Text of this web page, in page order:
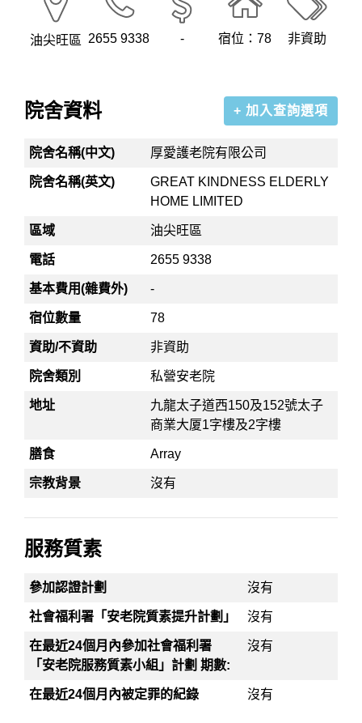
油尖旺區 2655 9338 - 宿位：78 非資助
院舍資料 + 加入查詢選項
院舍名稱(中文) 厚愛護老院有限公司
院舍名稱(英文)
GREAT KINDNESS ELDERLY
HOME LIMITED
區域 油尖旺區
電話 2655 9338
基本費用(雜費外) -
宿位數量 78
資助/不資助 非資助
院舍類別 私營安老院
地址
九龍太子道西150及152號太子
商業大厦1字樓及2字樓
膳食 Array
宗教背景 沒有
服務質素
參加認證計劃 沒有
社會福利署「安老院質素提升計劃」 沒有
在最近24個月內參加社會福利署
「安老院服務質素小組」計劃 期數:
沒有
在最近24個月內被定罪的紀錄 沒有